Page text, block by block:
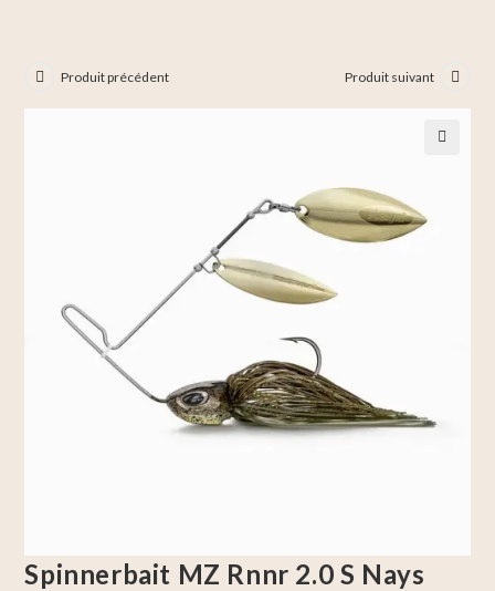
Produit précédent Produit suivant
Spinnerbait MZ Rnnr 2.0 S Nays